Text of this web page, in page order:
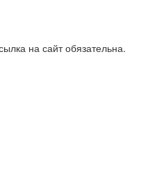
на сайт обязательна.